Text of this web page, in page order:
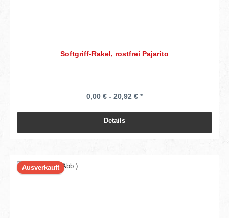
Softgriff-Rakel, rostfrei Pajarito
0,00 € - 20,92 € *
Details
Ausverkauft